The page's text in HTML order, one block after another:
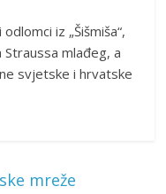
iz „Šišmiša“,
Straussa mlađeg, a
svjetske i hrvatske
mreže